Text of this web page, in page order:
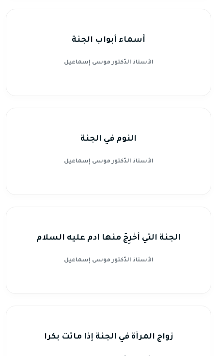
أسماء أبواب الجنة
الأستاذ الدّكتور موسى إسماعيل
النوم في الجنة
الأستاذ الدّكتور موسى إسماعيل
الجنة التي أُخْرِجَ منها آدم عليه السلام
الأستاذ الدّكتور موسى إسماعيل
زواج المرأة في الجنة إذا ماتت بكرا